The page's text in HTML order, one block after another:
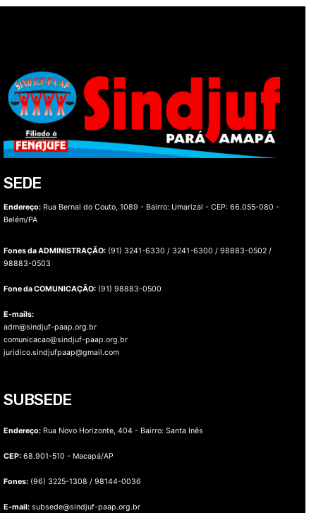
SEDE
Endereço: Rua Bernal do Couto, 1089 - Bairro: Umarizal - CEP: 66.055-080 -
Belém/PA
Fones da ADMINISTRAÇÃO: (91) 3241-6330 / 3241-6300 / 98883-0502 /
98883-0503
Fone da COMUNICAÇÃO: (91) 98883-0500
E-mails:
adm@sindjuf-paap.org.br
comunicacao@sindjuf-paap.org.br
juridico.sindjufpaap@gmail.com
SUBSEDE
Endereço: Rua Novo Horizonte, 404 - Bairro: Santa Inês
CEP: 68.901-510 - Macapá/AP
Fones: (96) 3225-1308 / 98144-0036
E-mail: subsede@sindjuf-paap.org.br